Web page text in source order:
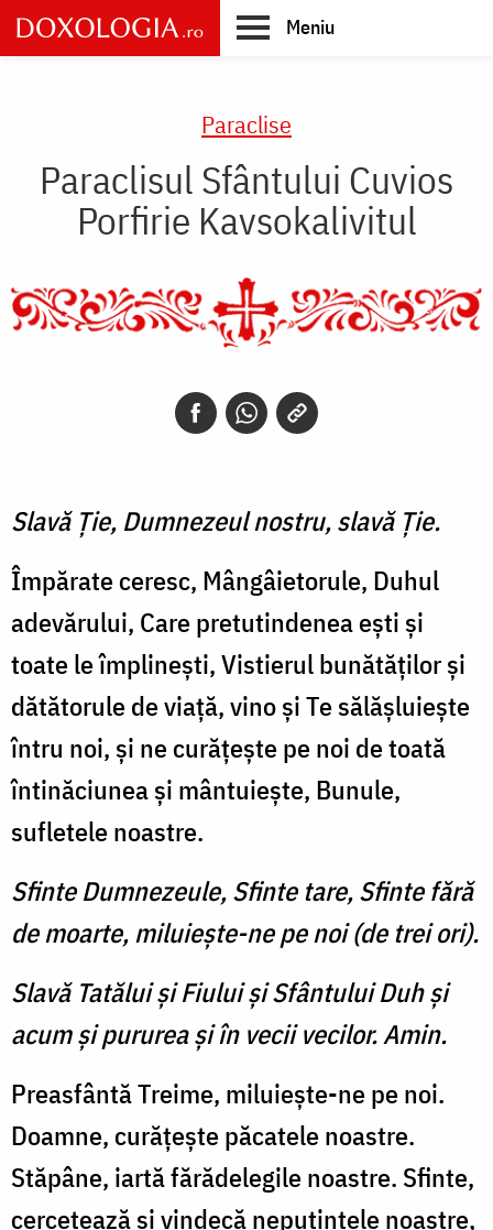
Skip
to
main
Meniu
Paraclise
Paraclisul Sfântului Cuvios
Porfirie Kavsokalivitul
Slavă Ție, Dumnezeul nostru, slavă Ție.
Împărate ceresc, Mângâieto­rule, Duhul
adevărului, Care pretutindenea ești și
toate le îm­plinești, Vistierul bunătăților și
dătătorule de viață, vino și Te sălășluiește
întru noi, și ne curățește pe noi de toată
întinăciunea și mântuiește, Bunule,
sufletele noastre.
Sfinte Dumnezeule, Sfinte tare, Sfinte fără
de moarte, miluiește-ne pe noi (de trei ori).
Slavă Tatălui și Fiului și Sfântului Duh și
acum și pururea și în vecii vecilor. Amin.
Preasfântă Treime, miluiește-ne pe noi.
Doam­ne, curățește păcatele noastre.
Stăpâne, iartă fărădelegile noastre. Sfinte,
cercetează și vin­decă neputințele noas­tre,